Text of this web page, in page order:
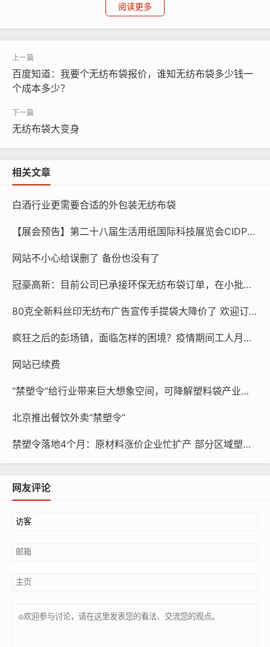
强。
阅读更多
百度知道：我要个无纺布袋报价，谁知无纺布袋多少钱一
个成本多少？
无纺布袋大变身
相关文章
白酒行业更需要合适的外包装无纺布袋
【展会预告】第二十八届生活用纸国际科技展览会CIDPEX
网站不小心给误删了 备份也没有了
冠豪高新：目前公司已承接环保无纺布袋订单，在小批量生产
80克全新料丝印无纺布广告宣传手提袋大降价了 欢迎订做 货发全国
疯狂之后的彭场镇，面临怎样的困境？疫情期间工人月入5万，如今百万口罩机被当废铁！
网站已续费
“禁塑令”给行业带来巨大想象空间，可降解塑料袋产业井喷式增长
北京推出餐饮外卖“禁塑令”
禁塑令落地4个月：原材料涨价企业忙扩产 部分区域塑料袋“换装”
网友评论